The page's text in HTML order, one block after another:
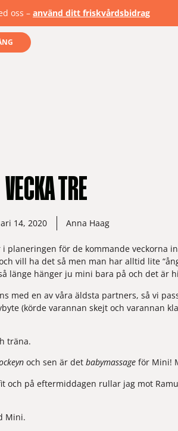
oss – använd ditt friskvårdsbidrag
VECKA TRE
14, 2020 Anna Haag
för de kommande veckorna
vill ha det så men man har alltid lite
länge hänger ju mini bara på och det är
med en av våra äldsta partners, så vi
(körde varannan skejt och varannan
träna.
och sen är det babymassage för Mini!
och på eftermiddagen rullar jag mot
Mini.